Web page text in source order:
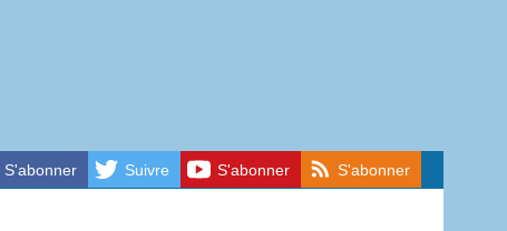
S'abonner Suivre S'abonner S'abonner